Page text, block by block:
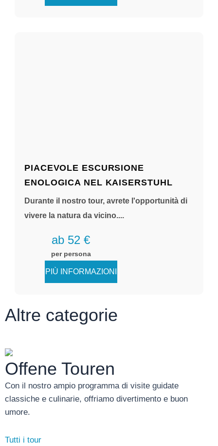
PIACEVOLE ESCURSIONE
ENOLOGICA NEL KAISERSTUHL
Durante il nostro tour, avrete l'opportunità di
vivere la natura da vicino....
ab 52 €
per persona
PIÙ INFORMAZIONI
Altre categorie
Offene Touren
Con il nostro ampio programma di visite guidate
classiche e culinarie, offriamo divertimento e buon
umore.
Tutti i tour